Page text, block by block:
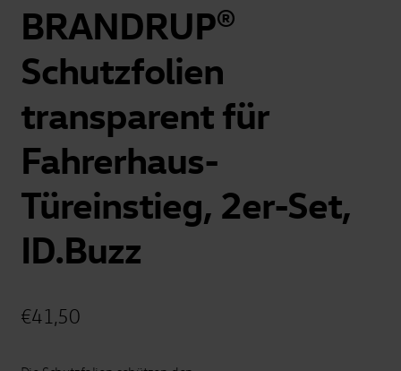
BRANDRUP®
Schutzfolien
transparent für
Fahrerhaus-
Türeinstieg, 2er-Set,
ID.Buzz
€41,50